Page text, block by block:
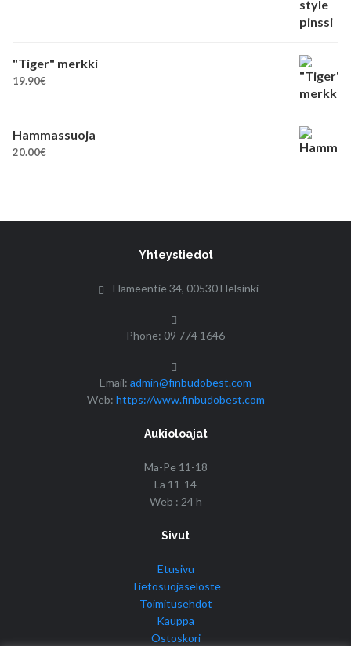
"Tiger" merkki
19.90€
Hammassuoja
20.00€
Yhteystiedot
Hämeentie 34, 00530 Helsinki
Phone: 09 774 1646
Email: admin@finbudobest.com
Web: https://www.finbudobest.com
Aukioloajat
Ma-Pe 11-18
La 11-14
Web : 24 h
Sivut
Etusivu
Tietosuojaseloste
Toimitusehdot
Kauppa
Ostoskori